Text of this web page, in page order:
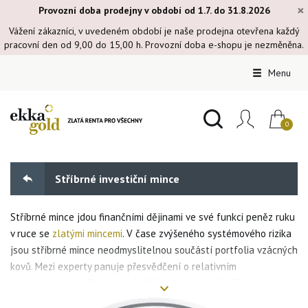
×
Provozní doba prodejny v období od 1.7. do 31.8.2026
Vážení zákazníci, v uvedeném období je naše prodejna otevřena každý
pracovní den od 9,00 do 15,00 h. Provozní doba e-shopu je nezměněna.
Menu
Stříbrné investiční mince
Stříbrné mince jdou finančními dějinami ve své funkci peněz ruku
v ruce se zlatými mincemi. V čase zvýšeného systémového rizika
jsou stříbrné mince neodmyslitelnou součástí portfolia vzácných
kovů. Mezi experty panuje přesvědčení o relativním
dlouhodobém podhodnocení stříbra v jeho ceně vůči zlatu.
Nabídka stříbrných mincí je dokonce ještě širší než u investičních